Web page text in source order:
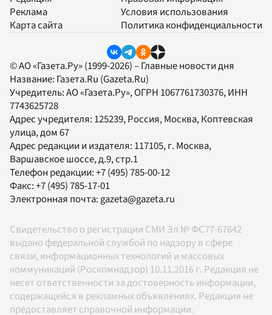
Реклама
Карта сайта
Условия использования
Политика конфиденциальности
© АО «Газета.Ру» (1999-2026) – Главные новости дня
Название: Газета.Ru (Gazeta.Ru)
Учредитель:АО «Газета.Ру», ОГРН 1067761730376, ИНН
7743625728
Адрес учредителя: 125239, Россия, Москва, Коптевская
улица, дом 67
Адрес редакции и издателя: 117105, г. Москва,
Варшавское шоссе, д.9, стр.1
Телефон редакции:+7 (495) 785-00-12
Факс:+7 (495) 785-17-01
Электронная почта: gazeta@gazeta.ru
Свидетельство о регистрации СМИ Эл № ФС77-67642
выдано федеральной службой по надзору в сфере
связи, информационных технологий и массовых
коммуникаций (Роскомнадзор) 10.11.2016 г. Редакция не
несет ответственности за достоверность информации,
содержащейся в рекламных объявлениях. Редакция не
предоставляет справочной информации.